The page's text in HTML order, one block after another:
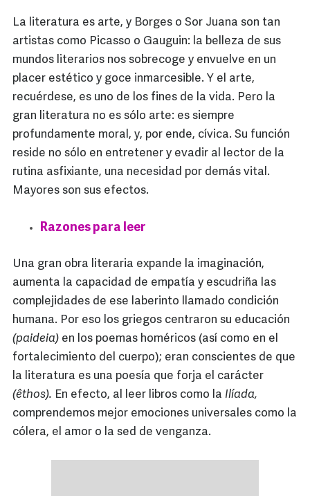
La literatura es arte, y Borges o Sor Juana son tan
artistas como Picasso o Gauguin: la belleza de sus
mundos literarios nos sobrecoge y envuelve en un
placer estético y goce inmarcesible. Y el arte,
recuérdese, es uno de los fines de la vida. Pero la
gran literatura no es sólo arte: es siempre
profundamente moral, y, por ende, cívica. Su función
reside no sólo en entretener y evadir al lector de la
rutina asfixiante, una necesidad por demás vital.
Mayores son sus efectos.
Razones para leer
Una gran obra literaria expande la imaginación,
aumenta la capacidad de empatía y escudriña las
complejidades de ese laberinto llamado condición
humana. Por eso los griegos centraron su educación
(paideia) en los poemas homéricos (así como en el
fortalecimiento del cuerpo); eran conscientes de que
la literatura es una poesía que forja el carácter
(êthos). En efecto, al leer libros como la Ilíada,
comprendemos mejor emociones universales como la
cólera, el amor o la sed de venganza.